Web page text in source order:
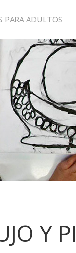
PARA ADULTOS
Y